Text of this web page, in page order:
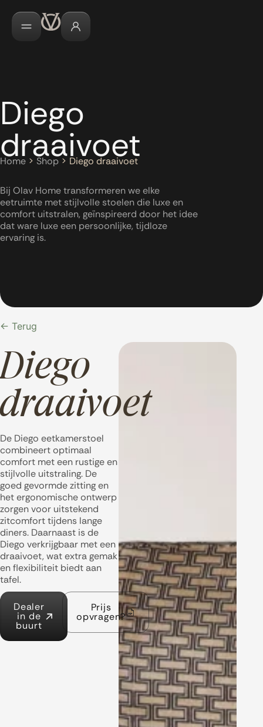
Diego
draaivoet
Home > Shop > Diego draaivoet
Bij Olav Home transformeren we elke
eetruimte met stijlvolle stoelen die luxe en
comfort uitstralen, geïnspireerd door het idee
dat ware luxe een persoonlijke, tijdloze
ervaring is.
← Terug
Diego
draaivoet
De Diego eetkamerstoel
combineert optimaal
comfort met een rustige en
stijlvolle uitstraling. De
goed gevormde zitting en
het ergonomische ontwerp
zorgen voor uitstekend
zitcomfort tijdens lange
diners. Daarnaast is de
Diego verkrijgbaar met een
draaivoet, wat extra gemak
en flexibiliteit biedt aan
tafel.
Dealer
in de
buurt
Prijs
opvragen?